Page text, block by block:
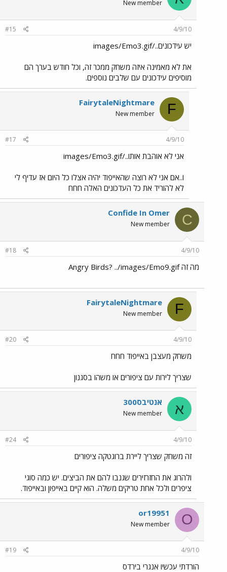
New member
4/9/10
#15
יש עידכונים../images/Emo3.gif
את לא מאמינה איזה משחק ממכר זה, וכל חודש בערך הם
מוסיפים עידכונים עם שלבים נוספים.
F
FairytaleNightmare
New member
4/9/10
#17
אני לא אוהבת אותו../images/Emo3.gif
ו..אם אני לא רוצה שהאייפוד יהיה אצלו כל היום אז עדיף לי
לא להוריד את כל העדכונים האלה חחח
C
Confide In Omer
New member
4/9/10
#18
מה זה Angry Birds? ../images/Emo9.gif
F
FairytaleNightmare
New member
4/9/10
#20
משחק מעצבן באייפוד חחח
שצריך לירות עם ציפורים או משהו בסגנון
א אנטיבס300
New member
4/9/10
#24
זה משחק שצריך ליירת ברוגטקה ציפורים
ולהרוג את החזרזירים שגנבו להם את הביצים. יש כמה סוגי
ציפרים ולכל אחת טריקים משלה. הוא קיים באייפון ובאייפוד.
O
or19951
New member
4/9/10
#19
הורדתי עכשיו אנגרי בירדס